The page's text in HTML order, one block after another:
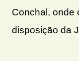
Conchal, onde
disposição da